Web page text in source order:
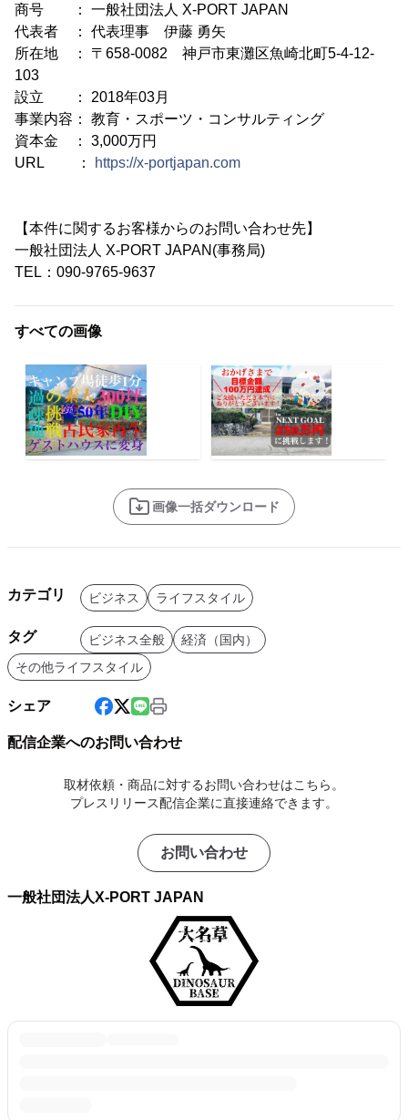
商号 ： 一般社団法人 X-PORT JAPAN
代表者 ： 代表理事 伊藤 勇矢
所在地 ： 〒658-0082 神戸市東灘区魚崎北町5-4-12-
103
設立 ： 2018年03月
事業内容： 教育・スポーツ・コンサルティング
資本金 ： 3,000万円
URL ：
https://x-portjapan.com
【本件に関するお客様からのお問い合わせ先】
一般社団法人 X-PORT JAPAN(事務局)
TEL：090-9765-9637
すべての画像
画像一括ダウンロード
カテゴリ ビジネス ライフスタイル
タグ ビジネス全般
経済（国内）
その他ライフスタイル
シェア
配信企業へのお問い合わせ
取材依頼・商品に対するお問い合わせはこちら。
プレスリリース配信企業に直接連絡できます。
お問い合わせ
一般社団法人X-PORT JAPAN